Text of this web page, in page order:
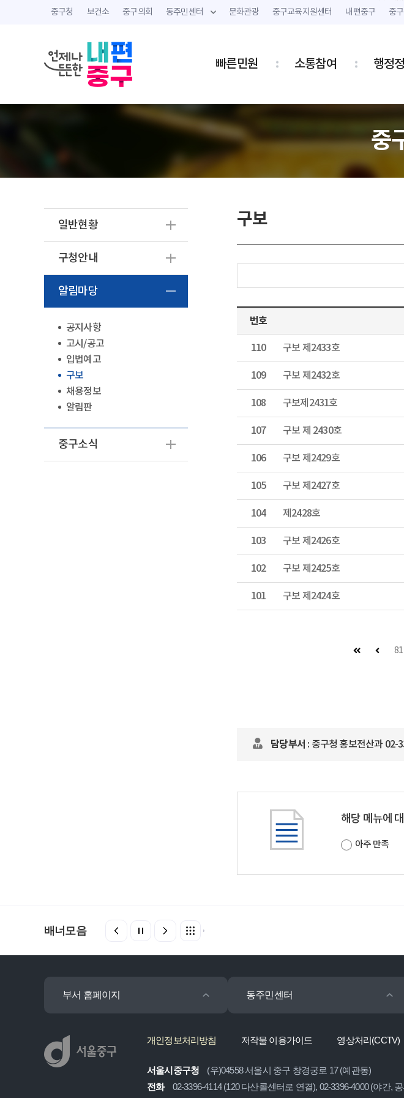
중구청 보건소 중구의회 동주민센터 문화관광 중구교육지원센터 내편중구 중
빠른민원 소통참여 행정
중
일반현황
구청안내
알림마당
공지사항
고시/공고
입법예고
구보
채용정보
알림판
중구소식
구보
번호
110 구보 제2433호
109 구보 제2432호
108 구보제2431호
107 구보 제 2430호
106 구보 제2429호
105 구보 제2427호
104 제2428호
103 구보 제2426호
102 구보 제2425호
101 구보 제2424호
첫 페이지이전 페81
담당부서 : 중구청 홍보전산과 02-
해당 메뉴에
아주 만족
배너모음
부서 홈페이지 동주민센터
개인정보처리방침 저작물 이용가이드 영상처리(CCTV)
서울시중구청
(우)04558 서울시 중구 창경궁로 17 (예관동)
전화
02-3396-4114 (120 다산콜센터로 연결), 02-3396-4000 (야간,